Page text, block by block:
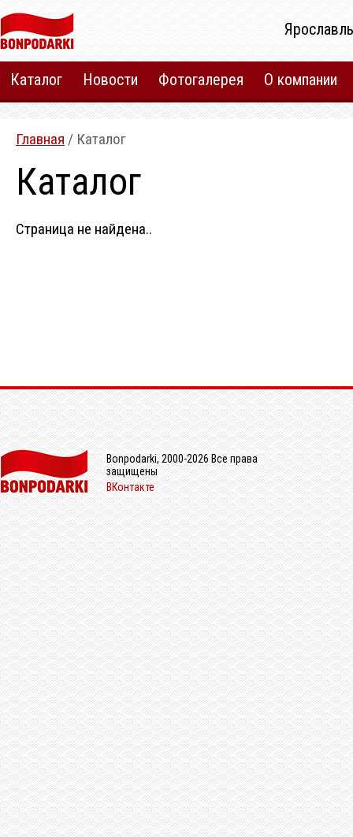
Каталог Новости Фотогалерея О компании
Главная / Каталог
Каталог
Страница не найдена..
Bonpodarki, 2000-2026 Все права
защищены
ВКонтакте